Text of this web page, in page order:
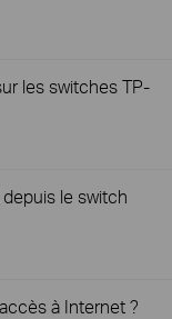
les switches TP-
le switch
à Internet ?